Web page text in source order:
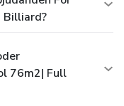
Billiard?
76m2| Full